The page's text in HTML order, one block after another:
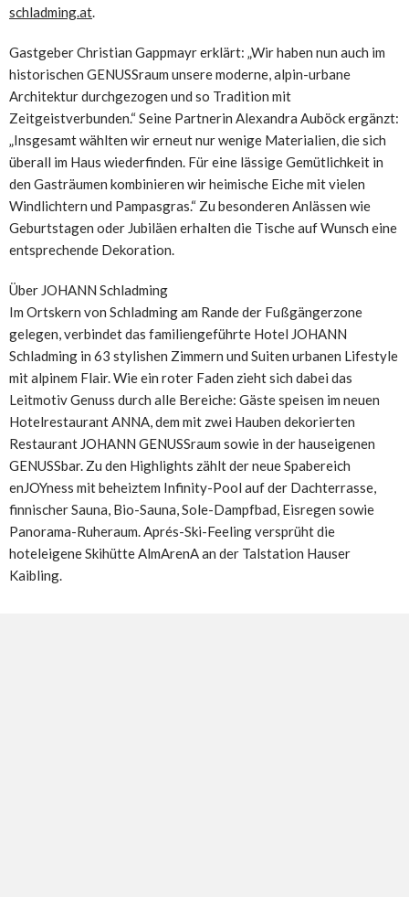
schladming.at.
Gastgeber Christian Gappmayr erklärt: „Wir haben nun auch im
historischen GENUSSraum unsere moderne, alpin-urbane
Architektur durchgezogen und so Tradition mit
Zeitgeistverbunden.“ Seine Partnerin Alexandra Auböck ergänzt:
„Insgesamt wählten wir erneut nur wenige Materialien, die sich
überall im Haus wiederfinden. Für eine lässige Gemütlichkeit in
den Gasträumen kombinieren wir heimische Eiche mit vielen
Windlichtern und Pampasgras.“ Zu besonderen Anlässen wie
Geburtstagen oder Jubiläen erhalten die Tische auf Wunsch eine
entsprechende Dekoration.
Über JOHANN Schladming
Im Ortskern von Schladming am Rande der Fußgängerzone
gelegen, verbindet das familiengeführte Hotel JOHANN
Schladming in 63 stylishen Zimmern und Suiten urbanen Lifestyle
mit alpinem Flair. Wie ein roter Faden zieht sich dabei das
Leitmotiv Genuss durch alle Bereiche: Gäste speisen im neuen
Hotelrestaurant ANNA, dem mit zwei Hauben dekorierten
Restaurant JOHANN GENUSSraum sowie in der hauseigenen
GENUSSbar. Zu den Highlights zählt der neue Spabereich
enJOYness mit beheiztem Infinity-Pool auf der Dachterrasse,
finnischer Sauna, Bio-Sauna, Sole-Dampfbad, Eisregen sowie
Panorama-Ruheraum. Aprés-Ski-Feeling versprüht die
hoteleigene Skihütte AlmArenA an der Talstation Hauser
Kaibling.